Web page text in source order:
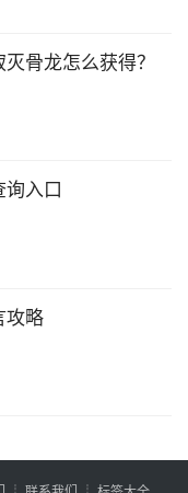
骨龙怎么获得？
入口
攻略